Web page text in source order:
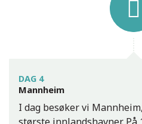
DAG 4
Mannheim
I dag besøker vi